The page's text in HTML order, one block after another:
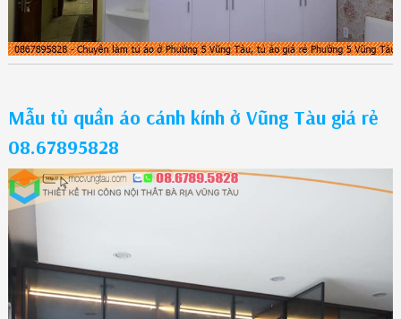
Mẫu tủ quần áo cánh kính ở Vũng Tàu giá rẻ
08.67895828